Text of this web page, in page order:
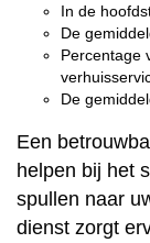
In de
De
Percentage
De
Een
helpen bij het
spullen naar
dienst zorgt